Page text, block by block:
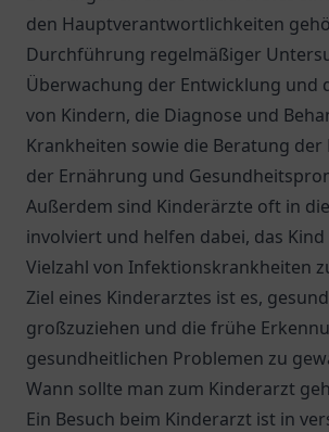
den Hauptverantwortlichkeiten
Durchführung regelmäßiger
Überwachung der Entwicklung und
von Kindern, die Diagnose und
Krankheiten sowie die Beratung der
der Ernährung und
Außerdem sind Kinderärzte oft in
involviert und helfen dabei, das
Vielzahl von Infektionskrankheiten
Ziel eines Kinderarztes ist es,
großzuziehen und die frühe
gesundheitlichen Problemen zu
Wann sollte man zum Kinderarzt
Ein Besuch beim Kinderarzt ist in